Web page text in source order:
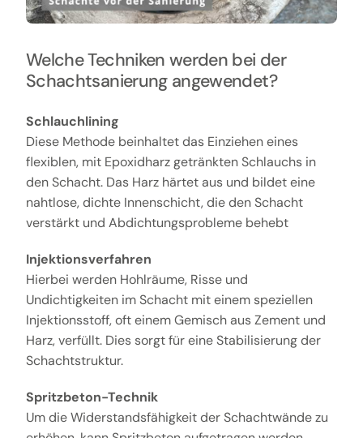
Welche Techniken werden bei der
Schachtsanierung angewendet?
Schlauchlining
Diese Methode beinhaltet das Einziehen eines
flexiblen, mit Epoxidharz getränkten Schlauchs in
den Schacht. Das Harz härtet aus und bildet eine
nahtlose, dichte Innenschicht, die den Schacht
verstärkt und Abdichtungsprobleme behebt
Injektionsverfahren
Hierbei werden Hohlräume, Risse und
Undichtigkeiten im Schacht mit einem speziellen
Injektionsstoff, oft einem Gemisch aus Zement und
Harz, verfüllt. Dies sorgt für eine Stabilisierung der
Schachtstruktur.
Spritzbeton-Technik
Um die Widerstandsfähigkeit der Schachtwände zu